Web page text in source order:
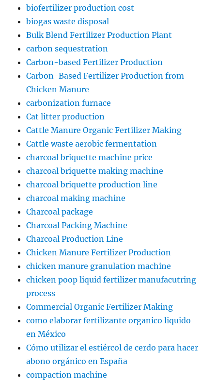
biofertilizer production cost
biogas waste disposal
Bulk Blend Fertilizer Production Plant
carbon sequestration
Carbon-based Fertilizer Production
Carbon-Based Fertilizer Production from
Chicken Manure
carbonization furnace
Cat litter production
Cattle Manure Organic Fertilizer Making
Cattle waste aerobic fermentation
charcoal briquette machine price
charcoal briquette making machine
charcoal briquette production line
charcoal making machine
Charcoal package
Charcoal Packing Machine
Charcoal Production Line
Chicken Manure Fertilizer Production
chicken manure granulation machine
chicken poop liquid fertilizer manufacutring
process
Commercial Organic Fertilizer Making
como elaborar fertilizante organico liquido
en México
Cómo utilizar el estiércol de cerdo para hacer
abono orgánico en España
compaction machine